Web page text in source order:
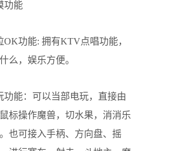
能
功能: 拥有KTV点唱功能，
么，娱乐方便。
能：可以当部电玩，直接由
标操作魔兽，切水果，消消乐
也可接入手柄、方向盘、摇